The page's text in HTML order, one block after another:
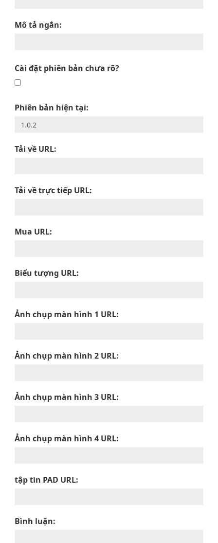
Mô tả ngắn:
Cài đặt phiên bản chưa rõ?
Phiên bản hiện tại:
Tải về URL:
Tải về trực tiếp URL:
Mua URL:
Biểu tượng URL:
Ảnh chụp màn hình 1 URL:
Ảnh chụp màn hình 2 URL:
Ảnh chụp màn hình 3 URL:
Ảnh chụp màn hình 4 URL:
tập tin PAD URL:
Bình luận: